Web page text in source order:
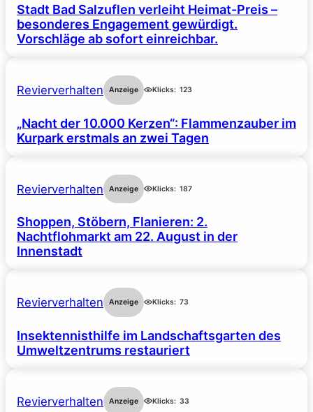
Stadt Bad Salzuflen verleiht Heimat-Preis –
besonderes Engagement gewürdigt.
Vorschläge ab sofort einreichbar.
Revierverhalten Anzeige Klicks: 123
„Nacht der 10.000 Kerzen“: Flammenzauber im
Kurpark erstmals an zwei Tagen
Revierverhalten Anzeige Klicks: 187
Shoppen, Stöbern, Flanieren: 2.
Nachtflohmarkt am 22. August in der
Innenstadt
Revierverhalten Anzeige Klicks: 73
Insektennisthilfe im Landschaftsgarten des
Umweltzentrums restauriert
Revierverhalten Anzeige Klicks: 33